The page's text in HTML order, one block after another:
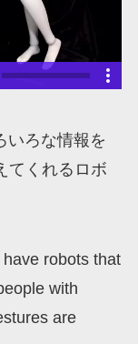
いろな情報を
てくれるロボ
robots that
with
are